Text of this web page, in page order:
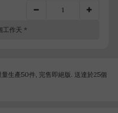
工作天 *
生產50件, 完售即絕版. 送達於25個